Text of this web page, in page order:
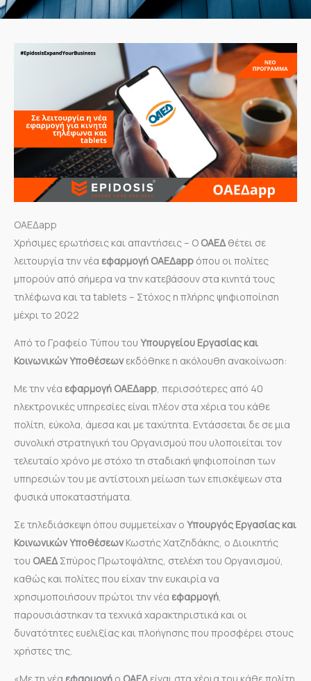
ΟΑΕΔapp
Χρήσιμες ερωτήσεις και απαντήσεις – Ο ΟΑΕΔθέτει σε
λειτουργία την νέα εφαρμογή ΟΑΕΔapp όπου οι πολίτες
μπορούν από σήμερα να την κατεβάσουν στα κινητά τους
τηλέφωνα και τα tablets – Στόχος η πλήρης ψηφιοποίηση
μέχρι το 2022
Από το Γραφείο Τύπου του Υπουργείου Εργασίας και
Κοινωνικών Υποθέσεωνεκδόθηκε η ακόλουθη ανακοίνωση:
Με την νέα εφαρμογή ΟAEΔapp, περισσότερες από 40
ηλεκτρονικές υπηρεσίες είναι πλέον στα χέρια του κάθε
πολίτη, εύκολα, άμεσα και με ταχύτητα. Εντάσσεται δε σε μια
συνολική στρατηγική του Οργανισμού που υλοποιείται τον
τελευταίο χρόνο με στόχο τη σταδιακή ψηφιοποίηση των
υπηρεσιών του με αντίστοιχη μείωση των επισκέψεων στα
φυσικά υποκαταστήματα.
Σε τηλεδιάσκεψη όπου συμμετείχαν ο Υπουργός Εργασίας και
Κοινωνικών ΥποθέσεωνΚωστής Χατζηδάκης, ο Διοικητής
του ΟΑΕΔΣπύρος Πρωτοψάλτης, στελέχη του Οργανισμού,
καθώς και πολίτες που είχαν την ευκαιρία να
χρησιμοποιήσουν πρώτοι την νέα εφαρμογή,
παρουσιάστηκαν τα τεχνικά χαρακτηριστικά και οι
δυνατότητες ευελιξίας και πλοήγησης που προσφέρει στους
χρήστες της.